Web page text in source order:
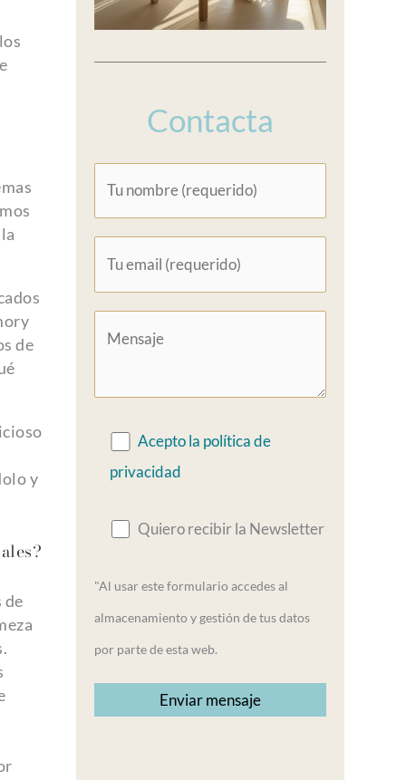
de
y
de
Contacta
Acepto la política de
privacidad
Quiero recibir la Newsletter
"Al usar este formulario accedes al
almacenamiento y gestión de tus datos
por parte de esta web.